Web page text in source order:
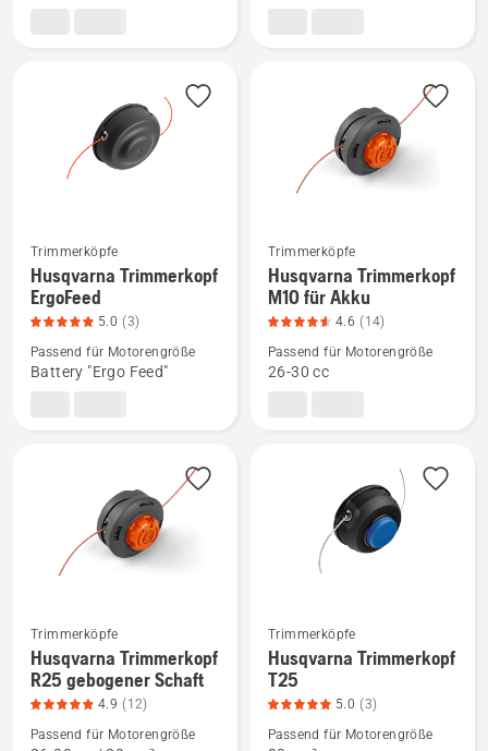
Mehr
Details
zu
Trimmerkopf
Trimmerköpfe
Husqvarna Trimmerkopf
ErgoFeed
5.0 (3)
Passend für Motorengröße
Battery "Ergo Feed"
Mehr
Details
zu
Trimmerkopf
Produktbewertung
Trimmerköpfe
Husqvarna Trimmerkopf
M10 für Akku
4.6 (14)
Passend für Motorengröße
26-30 cc
Mehr
Details
zu
Husqvarna
Trimmerköpfe
Husqvarna Trimmerkopf
R25 gebogener Schaft
4.9 (12)
Passend für Motorengröße
Mehr
Details
zu
Husqvarna
Trimmerköpfe
Husqvarna Trimmerkopf
T25
5.0 (3)
Passend für Motorengröße